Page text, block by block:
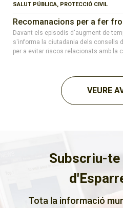
SALUT PÚBLICA, PROTECCIÓ CIVIL
Recomanacions per a fer
Davant els episodis d'augment de
s'informa la ciutadania dels consells
per a evitar riscos relacionats amb la
VEURE
Subscriu-
Tota la informació